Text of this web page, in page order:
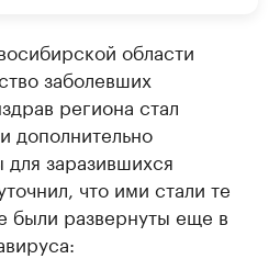
области
заболевших
региона стал
дополнительно
для заразившихся
что ими стали те
были развернуты еще в